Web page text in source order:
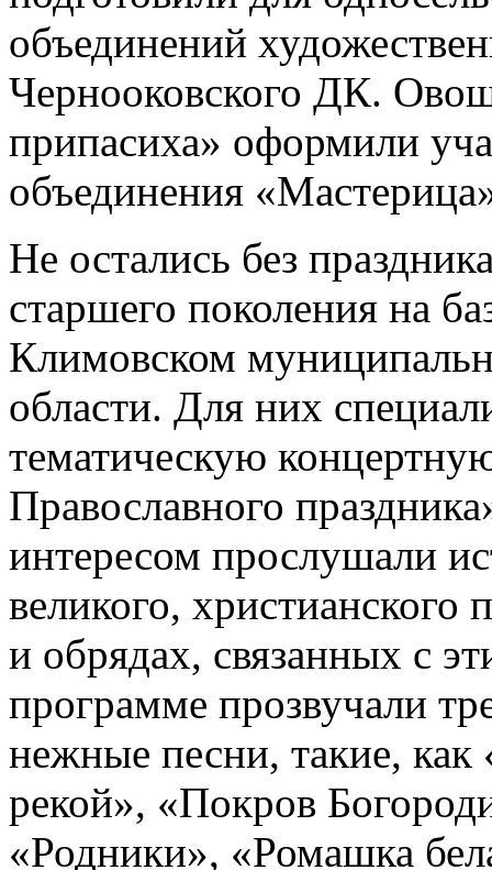
объединений
Чернооковского ДК.
припасиха» оформили
объединения
Не остались без
старшего поколения на
Климовском
области. Для них
тематическую
Православного
интересом прослушали
великого, христианского
и обрядах, связанных с
программе прозвучали
нежные песни, такие,
рекой», «Покров
«Родники», «Ромашка